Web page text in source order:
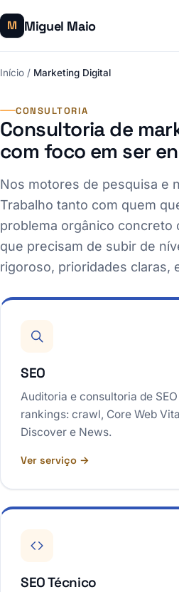
M Miguel Maio
Início / Marketing Digital
CONSULTORIA
Consultoria de
com foco em ser
Nos motores de pesquisa e
Trabalho tanto com quem
problema orgânico concreto
que precisam de subir de
rigoroso, prioridades claras,
SEO
Auditoria e consultoria de
rankings: crawl, Core Web
Discover e News.
Ver serviço →
SEO Técnico